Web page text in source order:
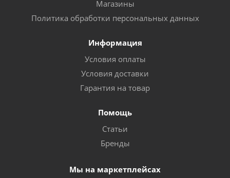
Магазины
Политика обработки персональных данных
Информация
Условия оплаты
Условия доставки
Гарантия на товар
Помощь
Статьи
Бренды
Мы на маркетплейсах